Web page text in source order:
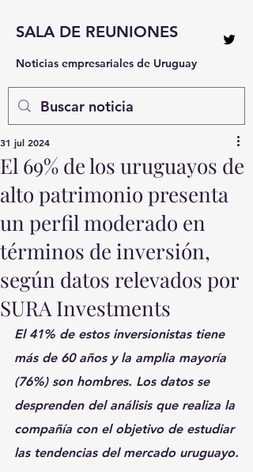
SALA DE REUNIONES
Noticias empresariales de Uruguay
El 69% de los uruguayos de
alto patrimonio presenta
un perfil moderado en
términos de inversión,
según datos relevados por
SURA Investments
31 jul 2024
El 41% de estos inversionistas tiene
más de 60 años y la amplia mayoría
(76%) son hombres. Los datos se
desprenden del análisis que realiza la
compañía con el objetivo de estudiar
las tendencias del mercado uruguayo.